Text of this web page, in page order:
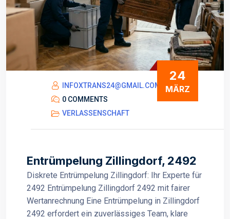
24
MÄRZ
INFOXTRANS24@GMAIL.COM
0 COMMENTS
VERLASSENSCHAFT
Entrümpelung Zillingdorf, 2492
Diskrete Entrümpelung Zillingdorf: Ihr Experte für
2492 Entrümpelung Zillingdorf 2492 mit fairer
Wertanrechnung Eine Entrümpelung in Zillingdorf
2492 erfordert ein zuverlässiges Team, klare